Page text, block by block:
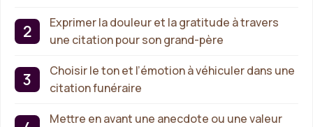
Exprimer la douleur et la gratitude à travers
une citation pour son grand-père
Choisir le ton et l’émotion à véhiculer dans une
citation funéraire
Mettre en avant une anecdote ou une valeur